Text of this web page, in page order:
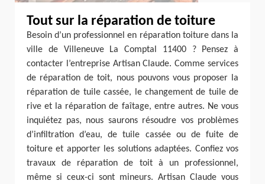
Tout sur la réparation de toiture
Besoin d’un professionnel en réparation toiture dans la
ville de Villeneuve La Comptal 11400 ? Pensez à
contacter l’entreprise Artisan Claude. Comme services
de réparation de toit, nous pouvons vous proposer la
réparation de tuile cassée, le changement de tuile de
rive et la réparation de faîtage, entre autres. Ne vous
inquiétez pas, nous saurons résoudre vos problèmes
d’infiltration d’eau, de tuile cassée ou de fuite de
toiture et apporter les solutions adaptées. Confiez vos
travaux de réparation de toit à un professionnel,
même si ceux-ci sont mineurs. Artisan Claude vous